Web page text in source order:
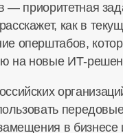
— приоритетная
как в
на новые ИТ-
в бизнесе